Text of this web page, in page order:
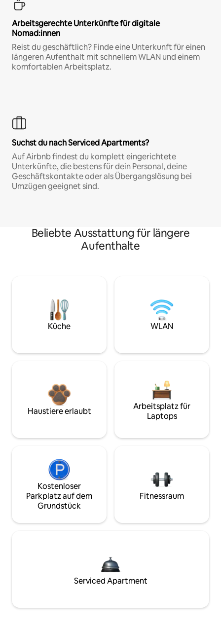
Arbeitsgerechte Unterkünfte für digitale
Nomad:innen
Reist du geschäftlich? Finde eine Unterkunft für einen
längeren Aufenthalt mit schnellem WLAN und einem
komfortablen Arbeitsplatz.
Suchst du nach Serviced Apartments?
Auf Airbnb findest du komplett eingerichtete
Unterkünfte, die bestens für dein Personal, deine
Geschäftskontakte oder als Übergangslösung bei
Umzügen geeignet sind.
Beliebte Ausstattung für längere
Aufenthalte
Küche WLAN
Haustiere erlaubt
Arbeitsplatz für
Laptops
Kostenloser
Parkplatz auf dem
Grundstück
Fitnessraum
Serviced Apartment